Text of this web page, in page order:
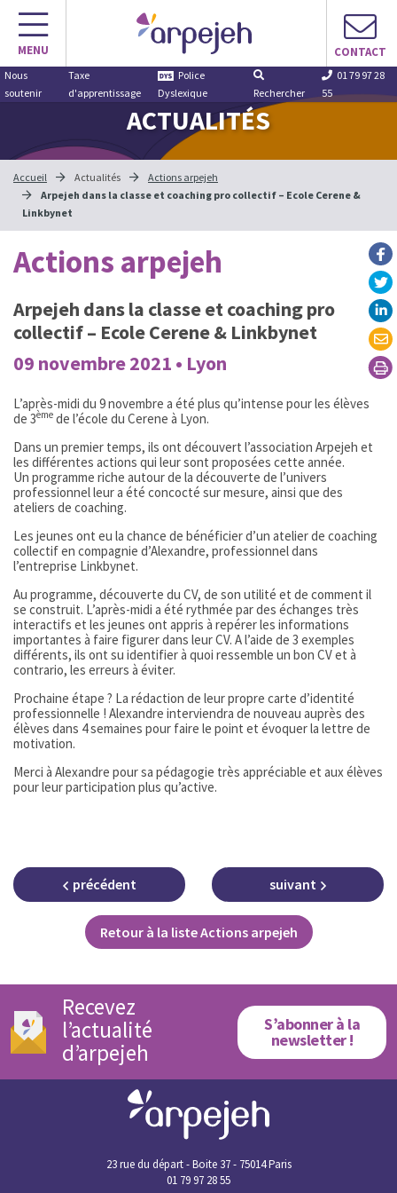
Aller
contenu
MENU CONTACT
Nous
soutenir
Taxe
d'apprentissage
Police
Dyslexique
Rechercher
01 79 97 28
55
ACTUALITÉS
Accueil Actualités
Actions arpejeh
Arpejeh dans la classe et coaching pro collectif – Ecole Cerene &
Linkbynet
Actions arpejeh
Arpejeh dans la classe et coaching pro
collectif – Ecole Cerene & Linkbynet
09 novembre 2021 • Lyon
L’après-midi du 9 novembre a été plus qu’intense pour les élèves
de 3ème de l’école du Cerene à Lyon.
Dans un premier temps, ils ont découvert l’association Arpejeh et
les différentes actions qui leur sont proposées cette année.
Un programme riche autour de la découverte de l’univers
professionnel leur a été concocté sur mesure, ainsi que des
ateliers de coaching.
Les jeunes ont eu la chance de bénéficier d’un atelier de coaching
collectif en compagnie d’Alexandre, professionnel dans
l’entreprise Linkbynet.
Au programme, découverte du CV, de son utilité et de comment il
se construit. L’après-midi a été rythmée par des échanges très
interactifs et les jeunes ont appris à repérer les informations
importantes à faire figurer dans leur CV. A l’aide de 3 exemples
différents, ils ont su identifier à quoi ressemble un bon CV et à
contrario, les erreurs à éviter.
Prochaine étape ? La rédaction de leur propre carte d’identité
professionnelle ! Alexandre interviendra de nouveau auprès des
élèves dans 4 semaines pour faire le point et évoquer la lettre de
motivation.
Merci à Alexandre pour sa pédagogie très appréciable et aux élèves
pour leur participation plus qu’active.
précédent
Retour à la liste Actions arpejeh
suivant
Recevez
l’actualité
d’arpejeh
S’abonner à la
newsletter !
23 rue du départ - Boite 37 - 75014 Paris
01 79 97 28 55